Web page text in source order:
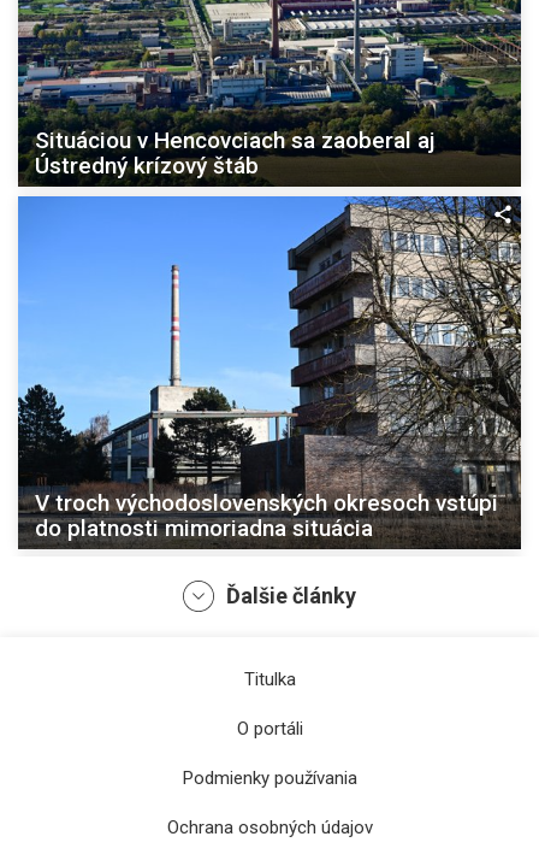
Situáciou v Hencovciach sa zaoberal aj
Ústredný krízový štáb
V troch východoslovenských okresoch vstúpi
do platnosti mimoriadna situácia
Ďalšie články
Titulka
O portáli
Podmienky používania
Ochrana osobných údajov